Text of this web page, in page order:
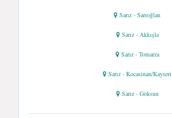
Sarız - Sarıoğlan
Sarız - Akkışla
Sarız - Tomarza
Sarız - Kocasinan/Kayseri
Sarız - Göksun